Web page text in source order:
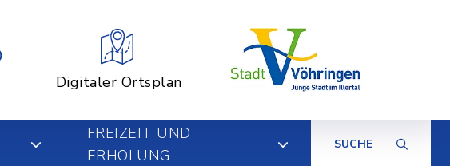
Digitaler Ortsplan
FREIZEIT UND
ERHOLUNG
SUCHE